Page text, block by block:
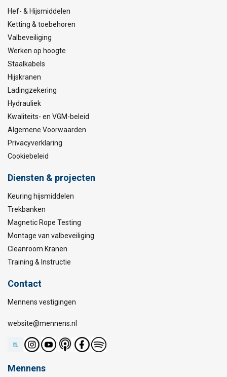
Hef- & Hijsmiddelen
Ketting & toebehoren
Valbeveiliging
Werken op hoogte
Staalkabels
Hijskranen
Ladingzekering
Hydrauliek
Kwaliteits- en VGM-beleid
Algemene Voorwaarden
Privacyverklaring
Cookiebeleid
Diensten & projecten
Keuring hijsmiddelen
Trekbanken
Magnetic Rope Testing
Montage van valbeveiliging
Cleanroom Kranen
Training & Instructie
Contact
Mennens vestigingen
website@mennens.nl
Mennens